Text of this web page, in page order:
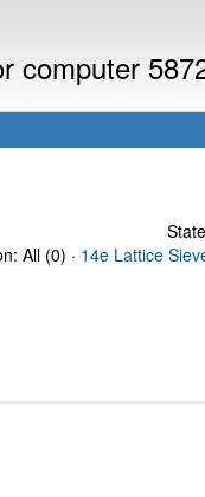
computer
All (0) · 14e Lattice